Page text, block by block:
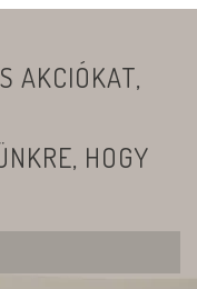
AKCIÓKAT,
HOGY